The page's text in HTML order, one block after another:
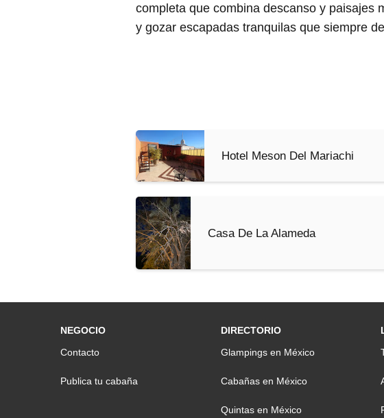
completa que combina descanso y paisajes
y gozar escapadas tranquilas que siempre
Hotel Meson Del Mariachi
Casa De La Alameda
NEGOCIO
Contacto
Publica tu cabaña
DIRECTORIO
Glampings en México
Cabañas en México
Quintas en México